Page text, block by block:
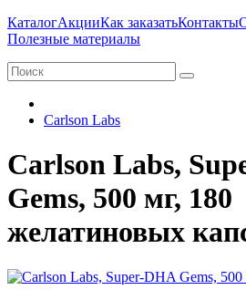
КаталогАкцииКак заказатьКонтакты
Полезные материалы
Carlson Labs
Carlson Labs,
Gems, 500 мг, 180
желатиновых